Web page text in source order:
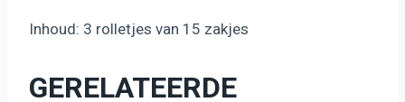
Inhoud: 3 rolletjes van 15 zakjes
GERELATEERDE